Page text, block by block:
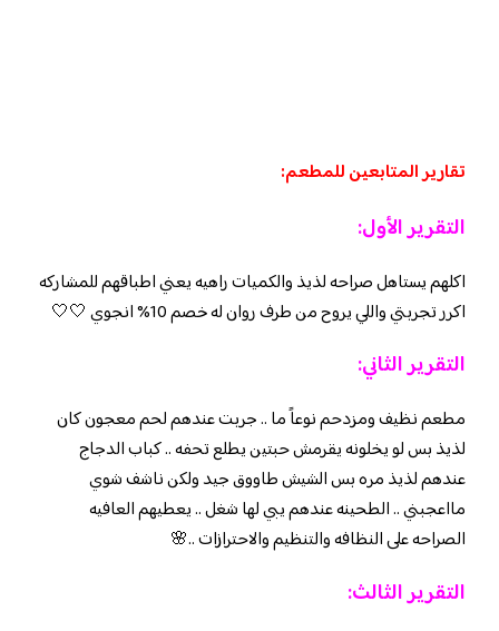
تقارير المتابعين للمطعم:
التقرير الأول:
اكلهم يستاهل صراحه لذيذ والكميات راهيه يعني اطباقهم للمشاركه
اكرر تجربتي واللي يروح من طرف روان له خصم 10% انجوي 🤍🤍
التقرير الثاني:
مطعم نظيف ومزدحم نوعاً ما .. جربت عندهم لحم معجون كان
لذيذ بس لو يخلونه يقرمش حبتين يطلع تحفه .. كباب الدجاج
عندهم لذيذ مره بس الشيش طاووق جيد ولكن ناشف شوي
مااعجبني .. الطحينه عندهم يبي لها شغل .. يعطيهم العافيه
الصراحه على النظافه والتنظيم والاحترازات ..🌸
التقرير الثالث: